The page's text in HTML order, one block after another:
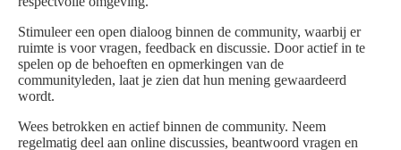
Stimuleer een open dialoog binnen de community, waarbij er
ruimte is voor vragen, feedback en discussie. Door actief in te
spelen op de behoeften en opmerkingen van de
communityleden, laat je zien dat hun mening gewaardeerd
wordt.
Wees betrokken en actief binnen de community. Neem
regelmatig deel aan online discussies, beantwoord vragen en